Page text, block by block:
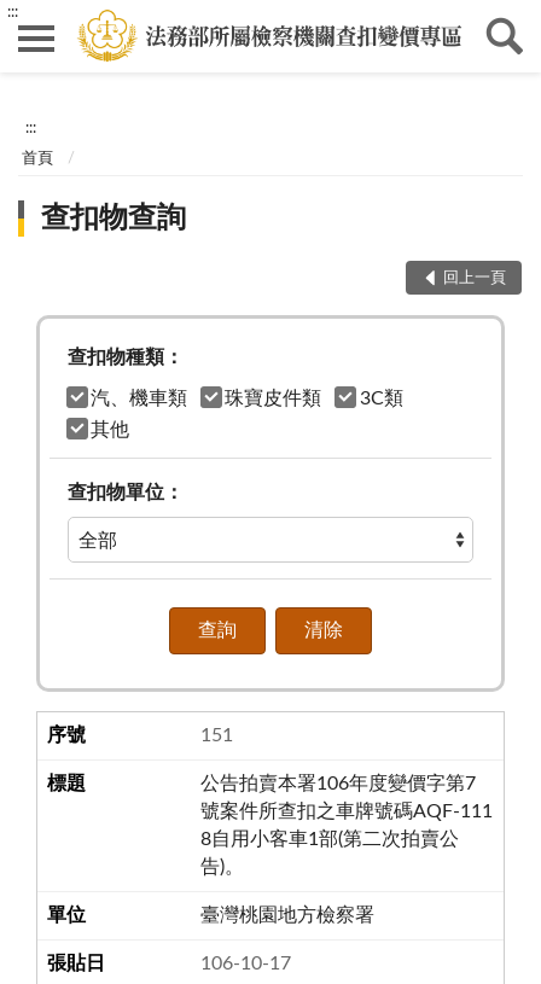
:::
:::
首頁
查扣物查詢
回上一頁
查扣物種類：
汽、機車類 珠寶皮件類
3C類
其他
查扣物單位：
151
公告拍賣本署106年度變價字第7
號案件所查扣之車牌號碼AQF-111
8自用小客車1部(第二次拍賣公
告)。
臺灣桃園地方檢察署
106-10-17